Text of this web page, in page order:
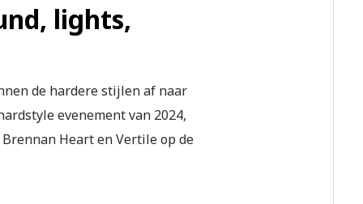
lights,
de hardere stijlen af naar
evenement van 2024,
Heart en Vertile op de